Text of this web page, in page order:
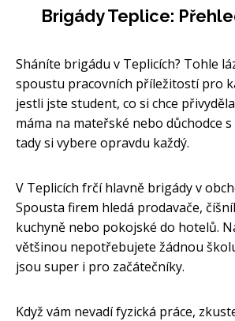
Brigády Teplice:
Sháníte brigádu v Teplicích? Tohle
spoustu pracovních příležitostí pro
jestli jste student, co si chce
máma na mateřské nebo důchodce
tady si vybere opravdu každý.
V Teplicích frčí hlavně brigády v
Spousta firem hledá prodavače,
kuchyně nebo pokojské do hotelů.
většinou nepotřebujete žádnou
jsou super i pro začátečníky.
Když vám nevadí fyzická práce,